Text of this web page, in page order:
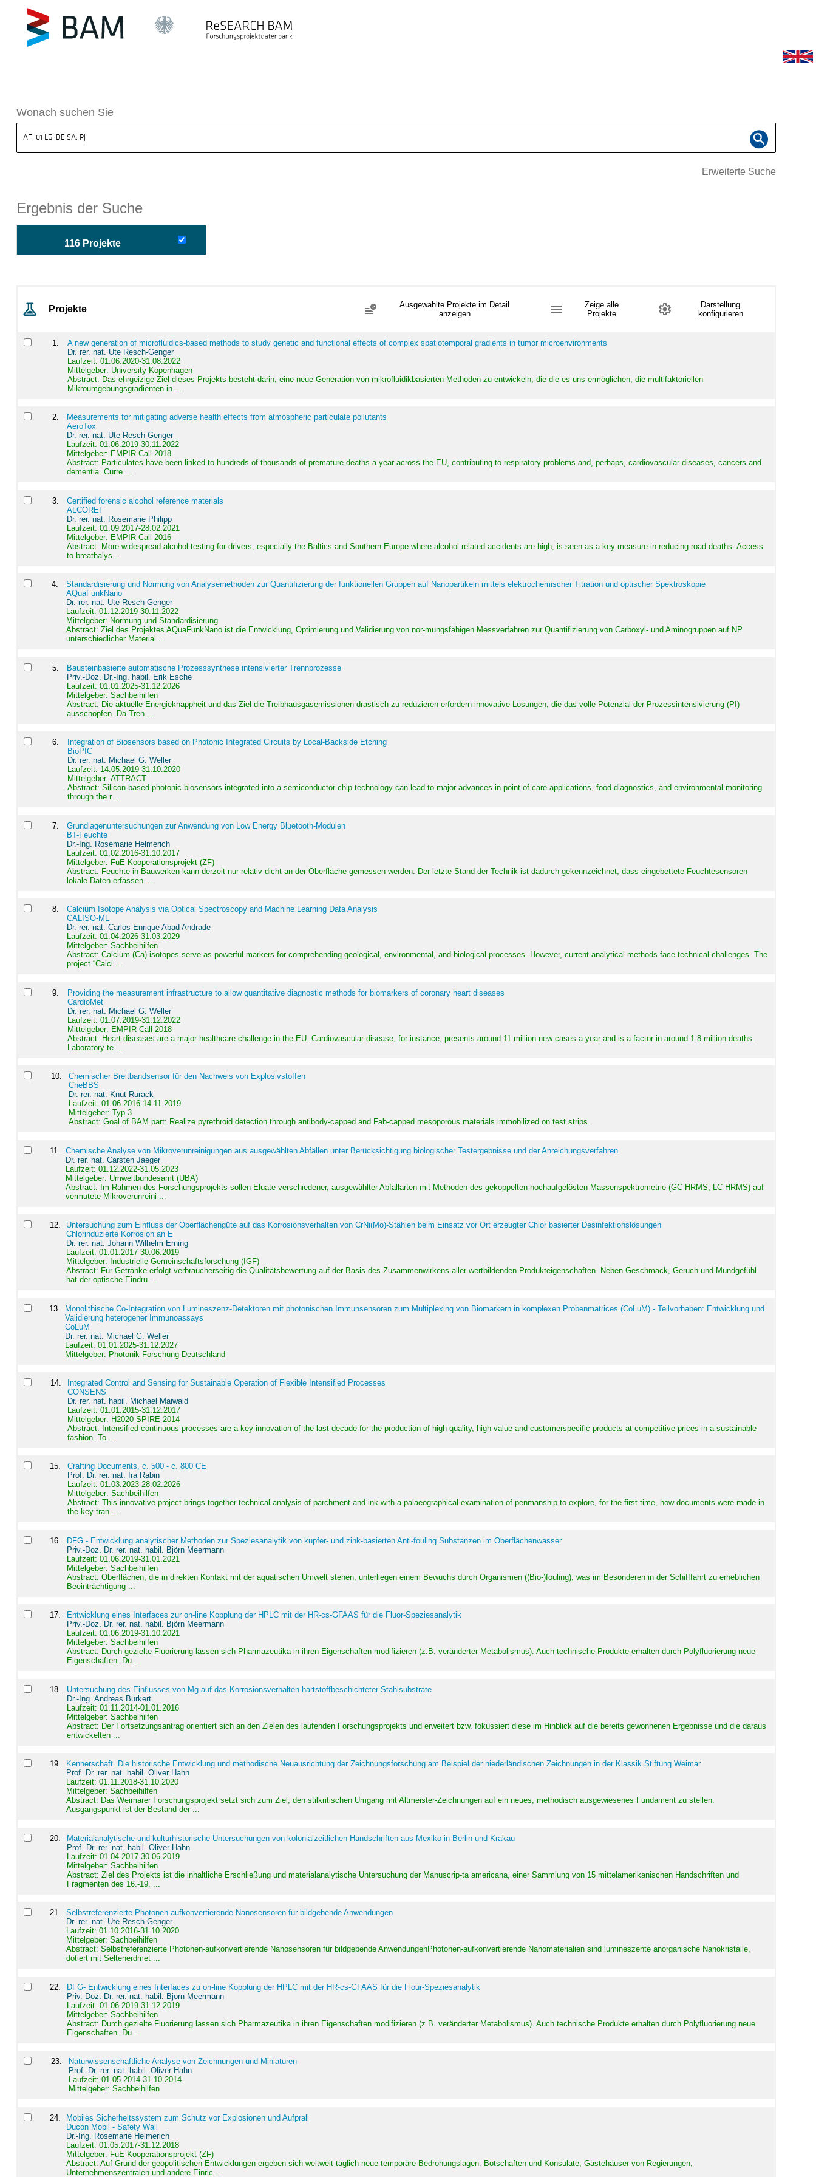
ReSEARCH BAM
Wonach suchen Sie
Erweiterte Suche
Ergebnis der Suche
116 Projekte
Projekte
Ausgewählte Projekte im Detail
anzeigen
Zeige alle
Projekte
Darstellung
konfigurieren
1
A new generation of microfluidics-based methods to study genetic and functional effects of complex spatiotemporal gradients in tumor microenvironments
Dr. rer. nat. Ute Resch-Genger
Laufzeit: 01.06.2020-31.08.2022
Mittelgeber: University Kopenhagen
Abstract: Das ehrgeizige Ziel dieses Projekts besteht darin, eine neue Generation von mikrofluidikbasierten Methoden zu entwickeln, die die es uns ermöglichen, die multifaktoriellen
Mikroumgebungsgradienten in ...
2.
Measurements for mitigating adverse health effects from atmospheric particulate pollutants
AeroTox
Dr. rer. nat. Ute Resch-Genger
Laufzeit: 01.06.2019-30.11.2022
Mittelgeber: EMPIR Call 2018
Abstract: Particulates have been linked to hundreds of thousands of premature deaths a year across the EU, contributing to respiratory problems and, perhaps, cardiovascular diseases, cancers and
dementia. Curre ...
3.
Certified forensic alcohol reference materials
ALCOREF
Dr. rer. nat. Rosemarie Philipp
Laufzeit: 01.09.2017-28.02.2021
Mittelgeber: EMPIR Call 2016
Abstract: More widespread alcohol testing for drivers, especially the Baltics and Southern Europe where alcohol related accidents are high, is seen as a key measure in reducing road deaths. Access
to breathalys ...
4.
Standardisierung und Normung von Analysemethoden zur Quantifizierung der funktionellen Gruppen auf Nanopartikeln mittels elektrochemischer Titration und optischer Spektroskopie
AQuaFunkNano
Dr. rer. nat. Ute Resch-Genger
Laufzeit: 01.12.2019-30.11.2022
Mittelgeber: Normung und Standardisierung
Abstract:Ziel des Projektes AQuaFunkNano ist die Entwicklung, Optimierung und Validierung von nor-mungsfähigen Messverfahren zur Quantifizierung von Carboxyl- und Aminogruppen auf NP
unterschiedlicher Material ...
5.
Bausteinbasierte automatische Prozesssynthese intensivierter Trennprozesse
Priv.-Doz. Dr.-Ing. habil. Erik Esche
Laufzeit: 01.01.2025-31.12.2026
Mittelgeber: Sachbeihilfen
Abstract: Die aktuelle Energieknappheit und das Ziel die Treibhausgasemissionen drastisch zu reduzieren erfordern innovative Lösungen, die das volle Potenzial der Prozessintensivierung (PI)
ausschöpfen. Da Tren ...
6.
Integration of Biosensors based on Photonic Integrated Circuits by Local-Backside Etching
BioPIC
Dr. rer. nat. Michael G. Weller
Laufzeit: 14.05.2019-31.10.2020
Mittelgeber: ATTRACT
Abstract: Silicon-based photonic biosensors integrated into a semiconductor chip technology can lead to major advances in point-of-care applications, food diagnostics, and environmental monitoring
through the r ...
7.
Grundlagenuntersuchungen zur Anwendung von Low Energy Bluetooth-Modulen
BT-Feuchte
Dr.-Ing. Rosemarie Helmerich
Laufzeit: 01.02.2016-31.10.2017
Mittelgeber: FuE-Kooperationsprojekt (ZF)
Abstract: Feuchte in Bauwerken kann derzeit nur relativ dicht an der Oberfläche gemessen werden. Der letzte Stand der Technik ist dadurch gekennzeichnet, dass eingebettete Feuchtesensoren
lokale Daten erfassen ...
8.
Calcium Isotope Analysis via Optical Spectroscopy and Machine Learning Data Analysis
CALISO-ML
Dr. rer. nat. Carlos Enrique Abad Andrade
Laufzeit: 01.04.2026-31.03.2029
Mittelgeber: Sachbeihilfen
Abstract:Calcium (Ca) isotopes serve as powerful markers for comprehending geological, environmental, and biological processes. However, current analytical methods face technical challenges. The
project “Calci ...
9
Providing the measurement infrastructure to allow quantitative diagnostic methods for biomarkers of coronary heart diseases
CardioMet
Dr. rer. nat. Michael G. Weller
Laufzeit: 01.07.2019-31.12.2022
Mittelgeber: EMPIR Call 2018
Abstract: Heart diseases are a major healthcare challenge in the EU. Cardiovascular disease, for instance, presents around 11 million new cases a year and is a factor in around 1.8 million deaths.
Laboratory te ...
10.
Chemischer Breitbandsensor für den Nachweis von Explosivstoffen
CheBBS
Dr. rer. nat. Knut Rurack
Laufzeit: 01.06.2016-14.11.2019
Mittelgeber: Typ 3
Abstract:Goal of BAM part: Realize pyrethroid detection through antibody-capped and Fab-capped mesoporous materials immobilized on test strips.
11
Chemische Analyse von Mikroverunreinigungen aus ausgewählten Abfällen unter Berücksichtigung biologischer Testergebnisse und der Anreichungsverfahren
Dr. rer. nat. Carsten Jaeger
Laufzeit: 01.12.2022-31.05.2023
Mittelgeber: Umweltbundesamt (UBA)
Abstract: Im Rahmen des Forschungsprojekts sollen Eluate verschiedener, ausgewählter Abfallarten mit Methoden des gekoppelten hochaufgelösten Massenspektrometrie (GC-HRMS, LC-HRMS) auf
vermutete Mikroverunreini ...
12.
Untersuchung zum Einfluss der Oberflächengüte auf das Korrosionsverhalten von CrNi(Mo)-Stählen beim Einsatz vor Ort erzeugter Chlor basierter Desinfektionslösungen
Chlorinduzierte Korrosion an E
Dr. rer. nat. Johann Wilhelm Erning
Laufzeit: 01.01.2017-30.06.2019
Mittelgeber: Industrielle Gemeinschaftsforschung (IGF)
Abstract: Für Getränke erfolgt verbraucherseitig die Qualitätsbewertung auf der Basis des Zusammenwirkens aller wertbildenden Produkteigenschaften. Neben Geschmack, Geruch und Mundgefühl
hat der optische Eindru ...
13.
Monolithische Co-Integration von Lumineszenz-Detektoren mit photonischen Immunsensoren zum Multiplexing von Biomarkern in komplexen Probenmatrices (CoLuM) - Teilvorhaben: Entwicklung und
Validierung heterogener Immunoassays
CoLuM
Dr. rer. nat. Michael G. Weller
Laufzeit: 01.01.2025-31.12.2027
Mittelgeber: Photonik Forschung Deutschland
14.
Integrated Control and Sensing for Sustainable Operation of Flexible Intensified Processes
CONSENS
Dr. rer. nat. habil. Michael Maiwald
Laufzeit: 01.01.2015-31.12.2017
Mittelgeber: H2020-SPIRE-2014
Abstract: Intensified continuous processes are a key innovation of the last decade for the production of high quality, high value and customerspecific products at competitive prices in a sustainable
fashion. To ...
15.
Crafting Documents, c. 500 - c. 800 CE
Prof. Dr. rer. nat. Ira Rabin
Laufzeit: 01.03.2023-28.02.2026
Mittelgeber: Sachbeihilfen
Abstract: This innovative project brings together technical analysis of parchment and ink with a palaeographical examination of penmanship to explore, for the first time, how documents were made in
the key tran ...
16
DFG - Entwicklung analytischer Methoden zur Speziesanalytik von kupfer- und zink-basierten Anti-fouling Substanzen im Oberflächenwasser
Priv.-Doz. Dr. rer. nat. habil. Björn Meermann
Laufzeit: 01.06.2019-31.01.2021
Mittelgeber: Sachbeihilfen
Abstract:Oberflächen, die in direkten Kontakt mit der aquatischen Umwelt stehen, unterliegen einem Bewuchs durch Organismen ((Bio-)fouling), was im Besonderen in der Schifffahrt zu erheblichen
Beeinträchtigung ...
17.
Entwicklung eines Interfaces zur on-line Kopplung der HPLC mit der HR-cs-GFAAS für die Fluor-Speziesanalytik
Priv.-Doz. Dr. rer. nat. habil. Björn Meermann
Laufzeit: 01.06.2019-31.10.2021
Mittelgeber: Sachbeihilfen
Abstract: Durch gezielte Fluorierung lassen sich Pharmazeutika in ihren Eigenschaften modifizieren (z.B. veränderter Metabolismus). Auch technische Produkte erhalten durch Polyfluorierung neue
Eigenschaften. Du ...
18
Untersuchung des Einflusses von Mg auf das Korrosionsverhalten hartstoffbeschichteter Stahlsubstrate
Dr.-Ing. Andreas Burkert
Laufzeit: 01.11.2014-01.01.2016
Mittelgeber: Sachbeihilfen
Abstract: Der Fortsetzungsantrag orientiert sich an den Zielen des laufenden Forschungsprojekts und erweitert bzw. fokussiert diese im Hinblick auf die bereits gewonnenen Ergebnisse und die daraus
entwickelten ...
19.
Kennerschaft. Die historische Entwicklung und methodische Neuausrichtung der Zeichnungsforschung am Beispiel der niederländischen Zeichnungen in der Klassik Stiftung Weimar
Prof. Dr. rer. nat. habil. Oliver Hahn
Laufzeit: 01.11.2018-31.10.2020
Mittelgeber: Sachbeihilfen
Abstract: Das Weimarer Forschungsprojekt setzt sich zum Ziel, den stilkritischen Umgang mit Altmeister-Zeichnungen auf ein neues, methodisch ausgewiesenes Fundament zu stellen.
Ausgangspunkt ist der Bestand der ...
20
Materialanalytische und kulturhistorische Untersuchungen von kolonialzeitlichen Handschriften aus Mexiko in Berlin und Krakau
Prof. Dr. rer. nat. habil. Oliver Hahn
Laufzeit: 01.04.2017-30.06.2019
Mittelgeber: Sachbeihilfen
Abstract: Ziel des Projekts ist die inhaltliche Erschließung und materialanalytische Untersuchung der Manuscrip-ta americana, einer Sammlung von 15 mittelamerikanischen Handschriften und
Fragmenten des 16.-19. ...
21.
Selbstreferenzierte Photonen-aufkonvertierende Nanosensoren für bildgebende Anwendungen
Dr. rer. nat. Ute Resch-Genger
Laufzeit: 01.10.2016-31.10.2020
Mittelgeber: Sachbeihilfen
Abstract:Selbstreferenzierte Photonen-aufkonvertierende Nanosensoren für bildgebende AnwendungenPhotonen-aufkonvertierende Nanomaterialien sind lumineszente anorganische Nanokristalle,
dotiert mit Seltenerdmet ...
22
DFG- Entwicklung eines Interfaces zu on-line Kopplung der HPLC mit der HR-cs-GFAAS für die Flour-Speziesanalytik
Priv.-Doz. Dr. rer. nat. habil. Björn Meermann
Laufzeit: 01.06.2019-31.12.2019
Mittelgeber: Sachbeihilfen
Abstract: Durch gezielte Fluorierung lassen sich Pharmazeutika in ihren Eigenschaften modifizieren (z.B. veränderter Metabolismus). Auch technische Produkte erhalten durch Polyfluorierung neue
Eigenschaften. Du ...
23.
Naturwissenschaftliche Analyse von Zeichnungen und Miniaturen
Prof. Dr. rer. nat. habil. Oliver Hahn
Laufzeit: 01.05.2014-31.10.2014
Mittelgeber: Sachbeihilfen
24.
Mobiles Sicherheitssystem zum Schutz vor Explosionen und Aufprall
Ducon Mobil - Safety Wall
Dr.-Ing. Rosemarie Helmerich
Laufzeit: 01.05.2017-31.12.2018
Mittelgeber: FuE-Kooperationsprojekt (ZF)
Abstract:Auf Grund der geopolitischen Entwicklungen ergeben sich weltweit täglich neue temporäre Bedrohungslagen. Botschaften und Konsulate, Gästehäuser von Regierungen,
Unternehmenszentralen und andere Einric ...